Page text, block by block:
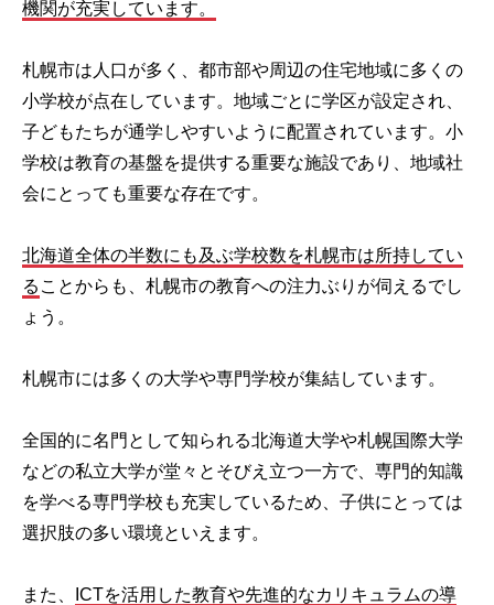
機関が充実しています。
札幌市は人口が多く、都市部や周辺の住宅地域に多くの
小学校が点在しています。地域ごとに学区が設定され、
子どもたちが通学しやすいように配置されています。小
学校は教育の基盤を提供する重要な施設であり、地域社
会にとっても重要な存在です。
北海道全体の半数にも及ぶ学校数を札幌市は所持してい
る ことからも、札幌市の教育への注力ぶりが伺えるでし
ょう。
札幌市には多くの大学や専門学校が集結しています。
全国的に名門として知られる北海道大学や札幌国際大学
などの私立大学が堂々とそびえ立つ一方で、専門的知識
を学べる専門学校も充実しているため、子供にとっては
選択肢の多い環境といえます。
また、
ICTを活用した教育や先進的なカリキュラムの導